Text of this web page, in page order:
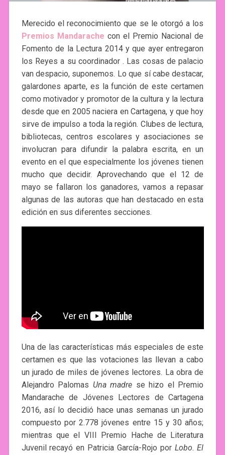
Merecido el reconocimiento que se le otorgó a los
Premios Mandarache con el Premio Nacional de
Fomento de la Lectura 2014 y que ayer entregaron
los Reyes a su coordinador . Las cosas de palacio
van despacio, suponemos. Lo que sí cabe destacar,
galardones aparte, es la función de este certamen
como motivador y promotor de la cultura y la lectura
desde que en 2005 naciera en Cartagena, y que hoy
sirve de impulso a toda la región. Clubes de lectura,
bibliotecas, centros escolares y asociaciones se
involucran para difundir la palabra escrita, en un
evento en el que especialmente los jóvenes tienen
mucho que decidir. Aprovechando que el 12 de
mayo se fallaron los ganadores, vamos a repasar
algunas de las autoras que han destacado en esta
edición en sus diferentes secciones.
Una de las características más especiales de este
certamen es que las votaciones las llevan a cabo
un jurado de miles de jóvenes lectores. La obra de
Alejandro Palomas Una madre se hizo el Premio
Mandarache de Jóvenes Lectores de Cartagena
2016, así lo decidió hace unas semanas un jurado
compuesto por 2.778 jóvenes entre 15 y 30 años;
mientras que el VIII Premio Hache de Literatura
Juvenil recayó en Patricia García-Rojo por Lobo. El